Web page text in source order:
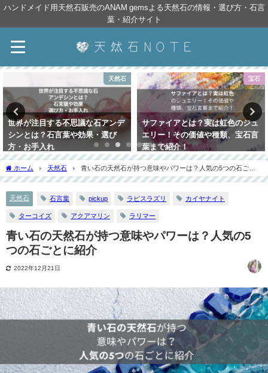
ハンドメイド用天然石販売のANAM gemsよる天然石の情報・選び方・石言
葉・紹介サイト
天然石
世界が注目する不思議な石アンデ
シンとは？石言葉や効果・選び
方・お手入れ
宝石
サファイアとは？実は虹色のジュ
エリー！その価値や種類、宝石言
葉まで紹介！
ホーム 天然石
青い石の天然石が持つ意味やパワーは？人気の5つの石ごと
に紹介
天然石 石言葉 pickup ラピスラズリ カイヤナイト
ターコイズ アクアマリン ラリマー
青い石の天然石が持つ意味やパワーは？人気の5
つの石ごとに紹介
2022年12月21日